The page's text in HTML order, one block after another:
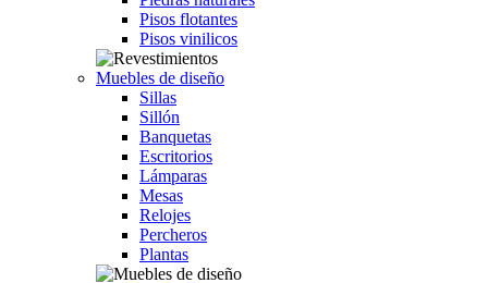
Pisos flotantes
Pisos vinilicos
Muebles de diseño
Sillas
Sillón
Banquetas
Escritorios
Lámparas
Mesas
Relojes
Percheros
Plantas